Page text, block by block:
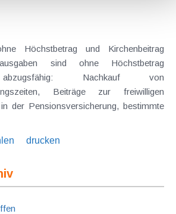
Höchstbetrag und Kirchenbeitrag
sind ohne Höchstbetrag
abzugsfähig: Nachkauf von
Beiträge zur freiwilligen
der Pensionsversicherung, bestimmte
drucken